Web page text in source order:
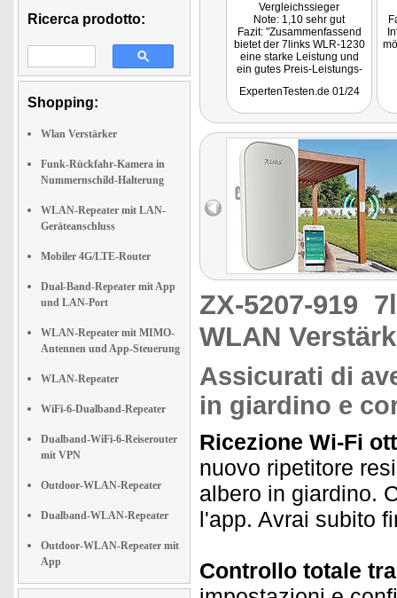
Ricerca prodotto:
Shopping:
Wlan Verstärker
Funk-Rückfahr-Kamera in
Nummernschild-Halterung
WLAN-Repeater mit LAN-
Geräteanschluss
Mobiler 4G/LTE-Router
Dual-Band-Repeater mit App
und LAN-Port
WLAN-Repeater mit MIMO-
Antennen und App-Steuerung
WLAN-Repeater
WiFi-6-Dualband-Repeater
Dualband-WiFi-6-Reiserouter
mit VPN
Outdoor-WLAN-Repeater
Dualband-WLAN-Repeater
Outdoor-WLAN-Repeater mit
App
Vergleichssieger
Note: 1,10 sehr gut
Fazit: "Zusammenfassend
bietet der 7links WLR-1230
eine starke Leistung und
ein gutes Preis-Leistungs-
WLAN zuverlässig in
ExpertenTesten.de 01/24
ZX-5207-919
WLAN
Assicurati di
in giardino e
Ricezione Wi-Fi
nuovo ripetitore
albero in giardino.
l'app. Avrai subito
Controllo totale